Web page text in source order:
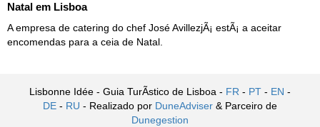
Natal em Lisboa
A empresa de catering do chef José AvillezjÃ¡ estÃ¡ a aceitar
encomendas para a ceia de Natal.
Lisbonne Idée - Guia TurÃ­stico de Lisboa - FR - PT - EN -
DE - RU - Realizado por DuneAdviser & Parceiro de
Dunegestion